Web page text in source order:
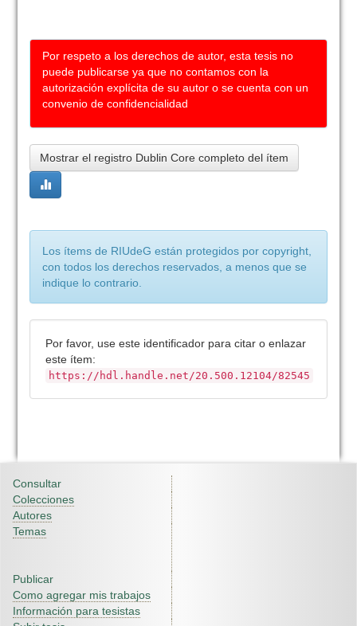
Por respeto a los derechos de autor, esta tesis no
puede publicarse ya que no contamos con la
autorización explícita de su autor o se cuenta con un
convenio de confidencialidad
Mostrar el registro Dublin Core completo del ítem
Los ítems de RIUdeG están protegidos por copyright,
con todos los derechos reservados, a menos que se
indique lo contrario.
Por favor, use este identificador para citar o enlazar
este ítem:
https://hdl.handle.net/20.500.12104/82545
Consultar
Colecciones
Autores
Temas
Publicar
Como agregar mis trabajos
Información para tesistas